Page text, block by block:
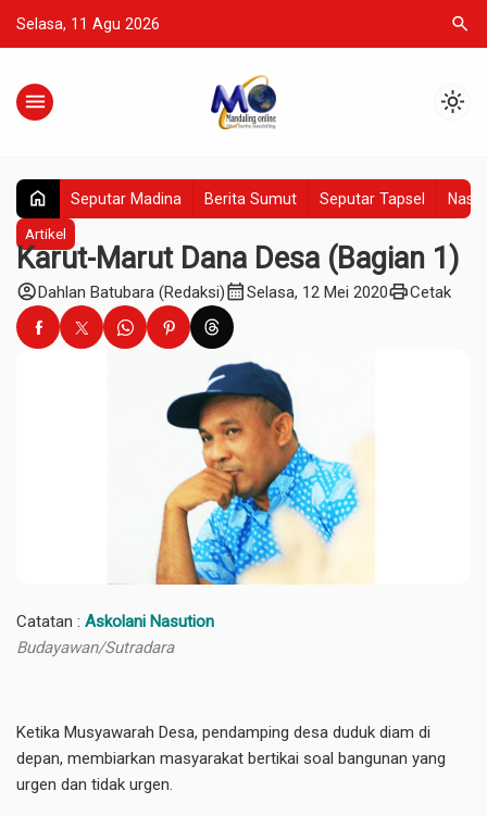
Selasa, 11 Agu 2026 search
menu light_mode
home Seputar Madina Berita Sumut Seputar Tapsel
Artikel
Karut-Marut Dana Desa (Bagian 1)
account_circleDahlan Batubara (Redaksi)calendar_monthSelasa, 12 Mei 2020printCetak
Catatan : Askolani Nasution
Budayawan/Sutradara
Ketika Musyawarah Desa, pendamping desa duduk diam di
depan, membiarkan masyarakat bertikai soal bangunan yang
urgen dan tidak urgen.